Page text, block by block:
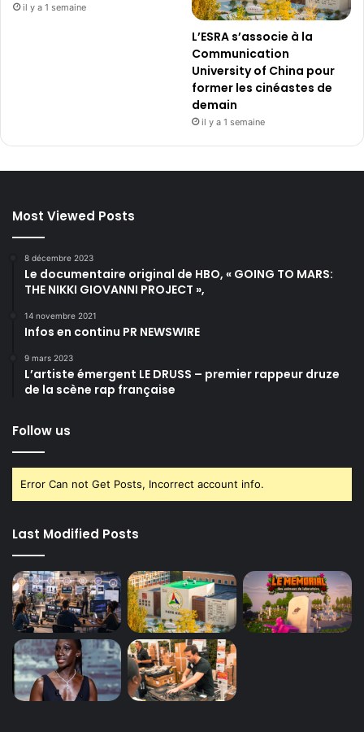
il y a 1 semaine
L’ESRA s’associe à la
Communication
University of China pour
former les cinéastes de
demain
il y a 1 semaine
Most Viewed Posts
8 décembre 2023
Le documentaire original de HBO, « GOING TO MARS:
THE NIKKI GIOVANNI PROJECT »,
14 novembre 2021
Infos en continu PR NEWSWIRE
9 mars 2023
L’artiste émergent LE DRUSS – premier rappeur druze
de la scène rap française
Follow us
Error Can not Get Posts, Incorrect account info.
Last Modified Posts